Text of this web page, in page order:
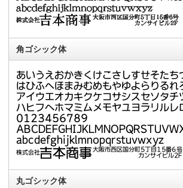
角ゴシック体
丸ゴシック体